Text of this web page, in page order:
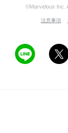
©Marvelous Inc.
注意事項